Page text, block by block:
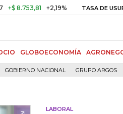
+2,19% TASA DE USURA
GLOBOECONOMÍA
GOBIERNO NACIONAL GRUPO ARGOS
LABORAL